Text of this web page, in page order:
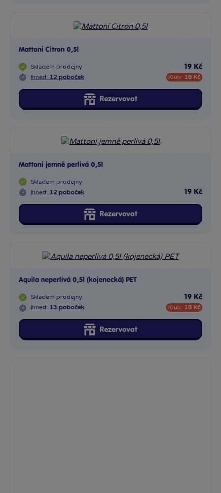
Mattoni Citron 0,5l
Skladem prodejny
Ihned: 12 poboček
19 Kč
Klub: 18 Kč
Rezervovat
Mattoni jemně perlivá 0,5l
Skladem prodejny
Ihned: 12 poboček 19 Kč
Rezervovat
Aquila neperlivá 0,5l (kojenecká) PET
Skladem prodejny
Ihned: 13 poboček
19 Kč
Klub: 18 Kč
Rezervovat